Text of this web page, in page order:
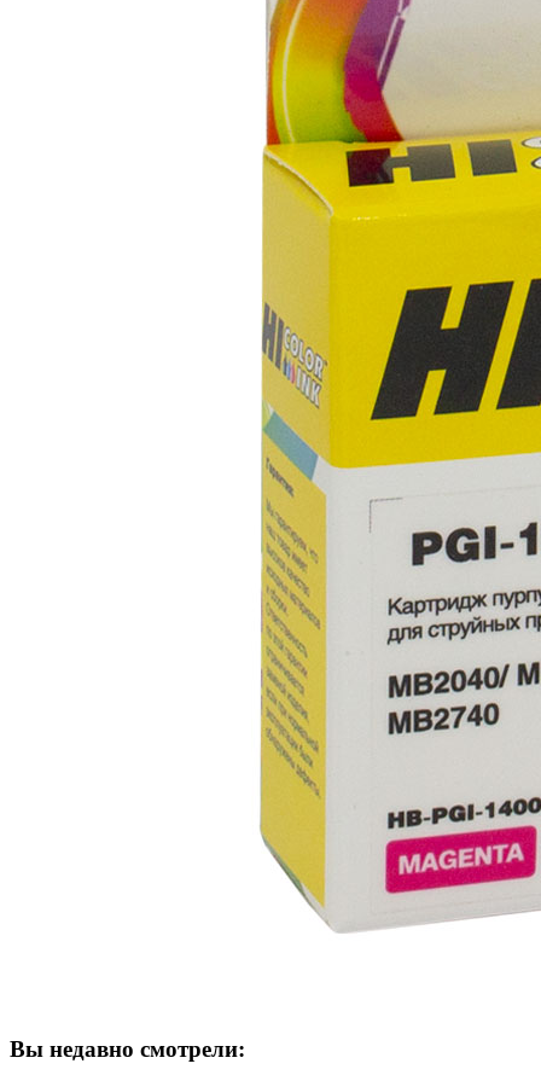
Вы недавно смотрели: